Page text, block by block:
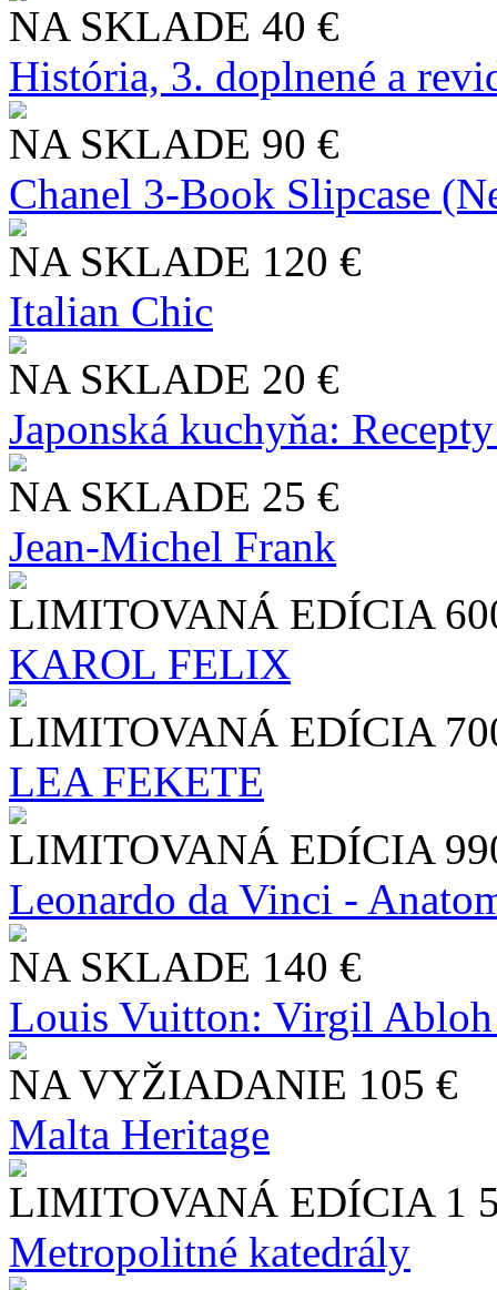
NA SKLADE 40 €
História, 3. doplnené a
NA SKLADE 90 €
Chanel 3-Book Slipcase
NA SKLADE 120 €
Italian Chic
NA SKLADE 20 €
Japonská kuchyňa:
NA SKLADE 25 €
Jean-Michel Frank
LIMITOVANÁ EDÍCIA
KAROL FELIX
LIMITOVANÁ EDÍCIA
LEA FEKETE
LIMITOVANÁ EDÍCIA
Leonardo da Vinci -
NA SKLADE 140 €
Louis Vuitton: Virgil
NA VYŽIADANIE 105 €
Malta Heritage
LIMITOVANÁ EDÍCIA 1
Metropolitné katedrály